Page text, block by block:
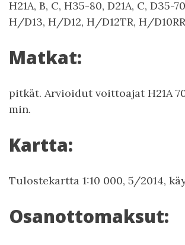
H21A, B, C, H35-80, D21A, C, D35-
H/D13, H/D12, H/D12TR, H/
Matkat:
pitkät. Arvioidut voittoajat H21A
min.
Kartta:
Tulostekartta 1:10 000, 5/2014,
Osanottomaksut: